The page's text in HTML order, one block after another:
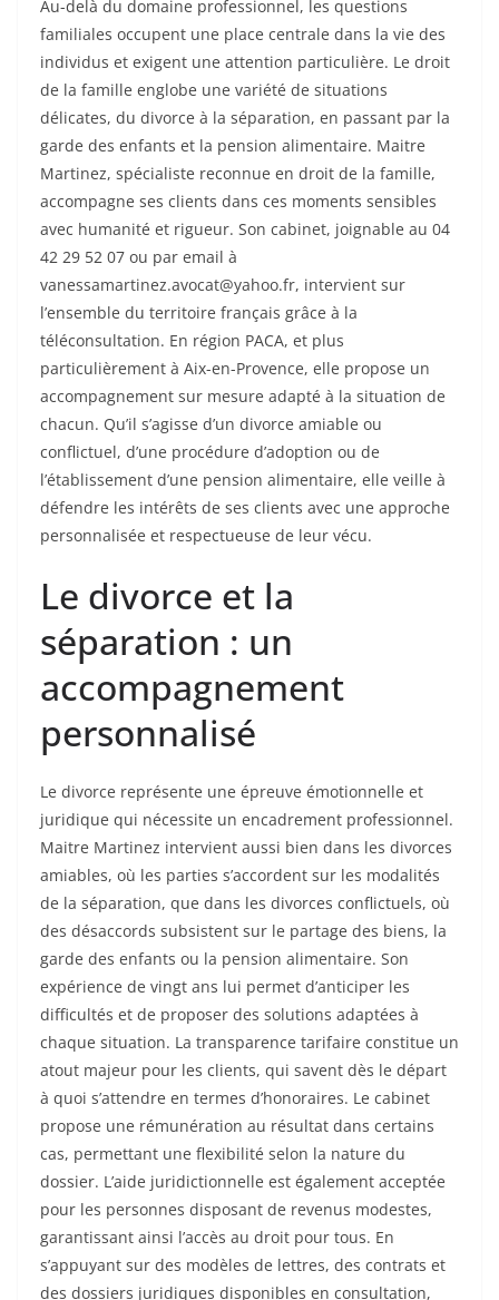
Au-delà du domaine professionnel, les questions
familiales occupent une place centrale dans la vie des
individus et exigent une attention particulière. Le droit
de la famille englobe une variété de situations
délicates, du divorce à la séparation, en passant par la
garde des enfants et la pension alimentaire. Maitre
Martinez, spécialiste reconnue en droit de la famille,
accompagne ses clients dans ces moments sensibles
avec humanité et rigueur. Son cabinet, joignable au 04
42 29 52 07 ou par email à
vanessamartinez.avocat@yahoo.fr, intervient sur
l’ensemble du territoire français grâce à la
téléconsultation. En région PACA, et plus
particulièrement à Aix-en-Provence, elle propose un
accompagnement sur mesure adapté à la situation de
chacun. Qu’il s’agisse d’un divorce amiable ou
conflictuel, d’une procédure d’adoption ou de
l’établissement d’une pension alimentaire, elle veille à
défendre les intérêts de ses clients avec une approche
personnalisée et respectueuse de leur vécu.
Le divorce et la
séparation : un
accompagnement
personnalisé
Le divorce représente une épreuve émotionnelle et
juridique qui nécessite un encadrement professionnel.
Maitre Martinez intervient aussi bien dans les divorces
amiables, où les parties s’accordent sur les modalités
de la séparation, que dans les divorces conflictuels, où
des désaccords subsistent sur le partage des biens, la
garde des enfants ou la pension alimentaire. Son
expérience de vingt ans lui permet d’anticiper les
difficultés et de proposer des solutions adaptées à
chaque situation. La transparence tarifaire constitue un
atout majeur pour les clients, qui savent dès le départ
à quoi s’attendre en termes d’honoraires. Le cabinet
propose une rémunération au résultat dans certains
cas, permettant une flexibilité selon la nature du
dossier. L’aide juridictionnelle est également acceptée
pour les personnes disposant de revenus modestes,
garantissant ainsi l’accès au droit pour tous. En
s’appuyant sur des modèles de lettres, des contrats et
des dossiers juridiques disponibles en consultation,